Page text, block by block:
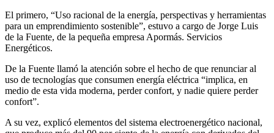
El primero, “Uso racional de la energía, perspectivas y herramientas
para un emprendimiento sostenible”, estuvo a cargo de Jorge Luis
de la Fuente, de la pequeña empresa Apormás. Servicios
Energéticos.
De la Fuente llamó la atención sobre el hecho de que renunciar al
uso de tecnologías que consumen energía eléctrica “implica, en
medio de esta vida moderna, perder confort, y nadie quiere perder
confort”.
A su vez, explicó elementos del sistema electroenergético nacional,